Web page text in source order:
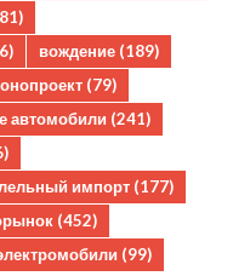
вождение (189)
(79)
автомобили (241)
импорт (177)
(452)
(99)